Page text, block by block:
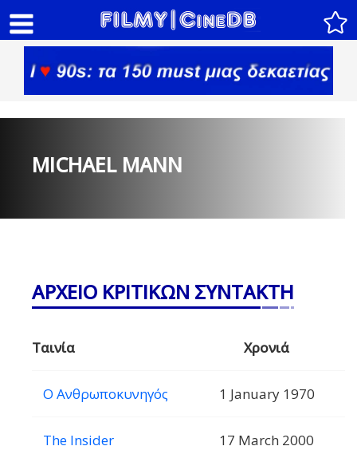
MICHAEL MANN
ΑΡΧΕΙΟ ΚΡΙΤΙΚΩΝ ΣΥΝΤΑΚΤΗ
Ταινία Χρονιά
Ο Ανθρωποκυνηγός 1 January 1970
The Insider 17 March 2000